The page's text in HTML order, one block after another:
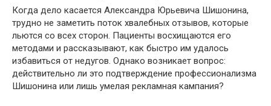
Когда дело касается Александра Юрьевича Шишонина,
трудно не заметить поток хвалебных отзывов, которые
льются со всех сторон. Пациенты восхищаются его
методами и рассказывают, как быстро им удалось
избавиться от недугов. Однако возникает вопрос:
действительно ли это подтверждение профессионализма
Шишонина или лишь умелая рекламная кампания?